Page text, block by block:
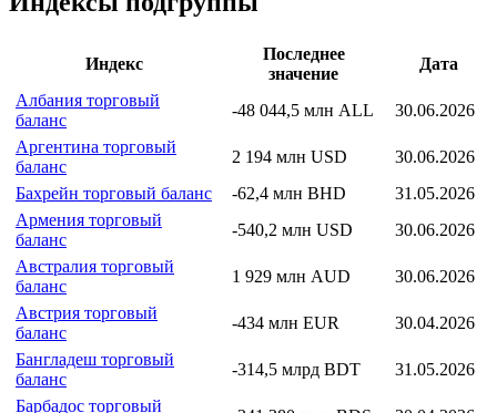
Индекс
Последнее
значение
Дата
Албания торговый
баланс
-48 044,5 млн ALL
30.06.2026
Аргентина торговый
баланс
2 194 млн USD
30.06.2026
Бахрейн торговый баланс
-62,4 млн BHD
31.05.2026
Армения торговый
баланс
-540,2 млн USD
30.06.2026
Австралия торговый
баланс
1 929 млн AUD
30.06.2026
Австрия торговый
баланс
-434 млн EUR
30.04.2026
Бангладеш торговый
баланс
-314,5 млрд BDT
31.05.2026
Барбадос торговый